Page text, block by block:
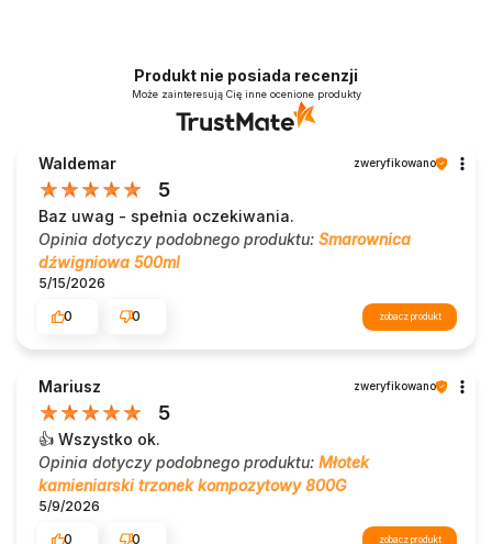
Produkt nie posiada recenzji
Może zainteresują Cię inne ocenione produkty
Waldemar zweryfikowano
5
Baz uwag - spełnia oczekiwania.
Opinia dotyczy podobnego produktu: Smarownica
dźwigniowa 500ml
5/15/2026
0
0 zobacz produkt
Mariusz zweryfikowano
5
👍️ Wszystko ok.
Opinia dotyczy podobnego produktu: Młotek
kamieniarski trzonek kompozytowy 800G
5/9/2026
0
0 zobacz produkt